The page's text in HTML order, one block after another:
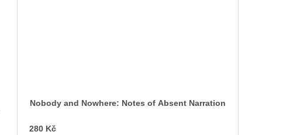
Nobody and Nowhere: Notes of Absent Narration
280 Kč